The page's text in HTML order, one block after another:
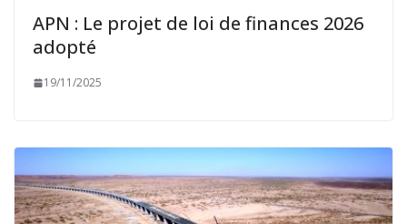
APN : Le projet de loi de finances 2026
adopté
19/11/2025